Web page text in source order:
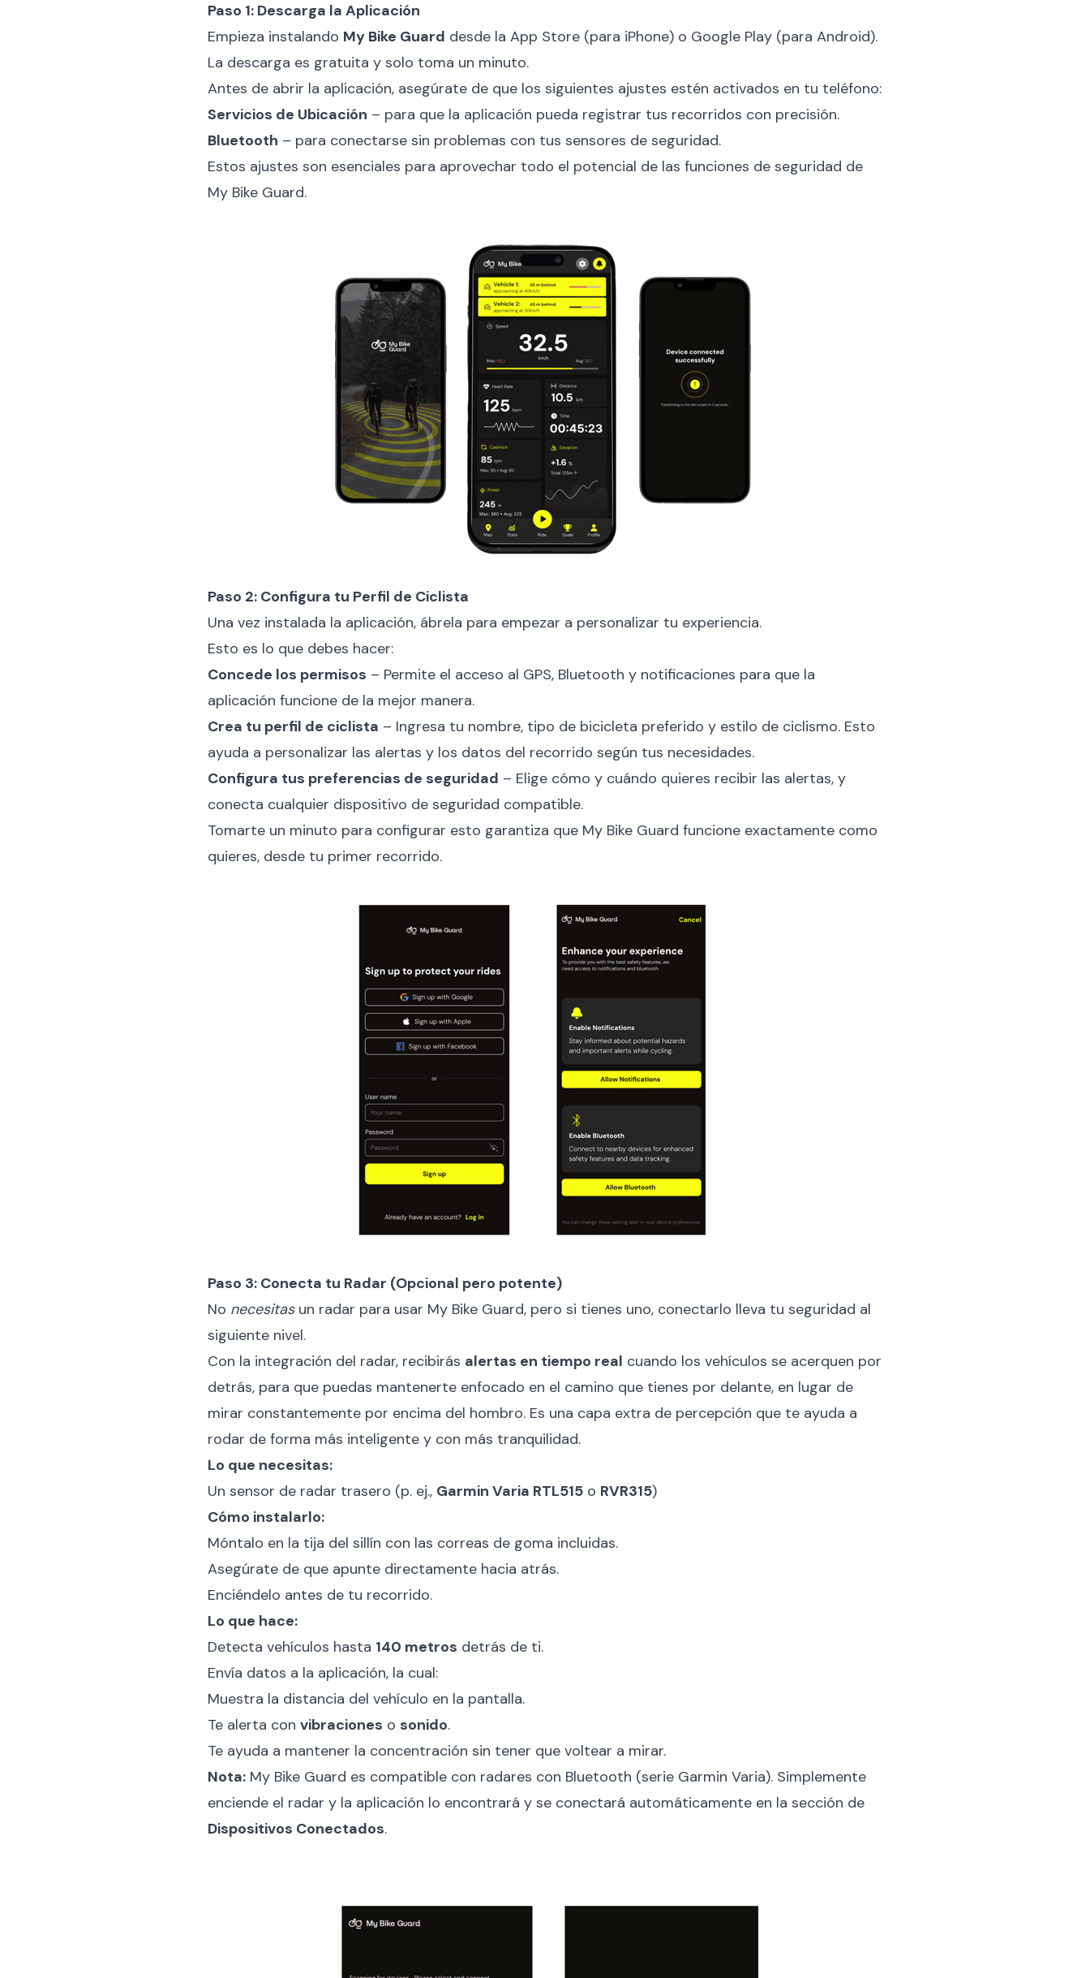
Paso 1: Descarga la Aplicación
Empieza instalando My Bike Guard desde la App Store (para iPhone) o Google Play (para Android).
La descarga es gratuita y solo toma un minuto.
Antes de abrir la aplicación, asegúrate de que los siguientes ajustes estén activados en tu teléfono:
Servicios de Ubicación – para que la aplicación pueda registrar tus recorridos con precisión.
Bluetooth – para conectarse sin problemas con tus sensores de seguridad.
Estos ajustes son esenciales para aprovechar todo el potencial de las funciones de seguridad de
My Bike Guard.
Paso 2: Configura tu Perfil de Ciclista
Una vez instalada la aplicación, ábrela para empezar a personalizar tu experiencia.
Esto es lo que debes hacer:
Concede los permisos – Permite el acceso al GPS, Bluetooth y notificaciones para que la
aplicación funcione de la mejor manera.
Crea tu perfil de ciclista – Ingresa tu nombre, tipo de bicicleta preferido y estilo de ciclismo. Esto
ayuda a personalizar las alertas y los datos del recorrido según tus necesidades.
Configura tus preferencias de seguridad – Elige cómo y cuándo quieres recibir las alertas, y
conecta cualquier dispositivo de seguridad compatible.
Tomarte un minuto para configurar esto garantiza que My Bike Guard funcione exactamente como
quieres, desde tu primer recorrido.
Paso 3: Conecta tu Radar (Opcional pero potente)
No necesitasun radar para usar My Bike Guard, pero si tienes uno, conectarlo lleva tu seguridad al
siguiente nivel.
Con la integración del radar, recibirás alertas en tiempo real cuando los vehículos se acerquen por
detrás, para que puedas mantenerte enfocado en el camino que tienes por delante, en lugar de
mirar constantemente por encima del hombro. Es una capa extra de percepción que te ayuda a
rodar de forma más inteligente y con más tranquilidad.
Lo que necesitas:
Un sensor de radar trasero (p. ej., Garmin Varia RTL515 o RVR315)
Cómo instalarlo:
Móntalo en la tija del sillín con las correas de goma incluidas.
Asegúrate de que apunte directamente hacia atrás.
Enciéndelo antes de tu recorrido.
Lo que hace:
Detecta vehículos hasta 140 metros detrás de ti.
Envía datos a la aplicación, la cual:
Muestra la distancia del vehículo en la pantalla.
Te alerta con vibraciones o sonido.
Te ayuda a mantener la concentración sin tener que voltear a mirar.
Nota: My Bike Guard es compatible con radares con Bluetooth (serie Garmin Varia). Simplemente
enciende el radar y la aplicación lo encontrará y se conectará automáticamente en la sección de
Dispositivos Conectados.